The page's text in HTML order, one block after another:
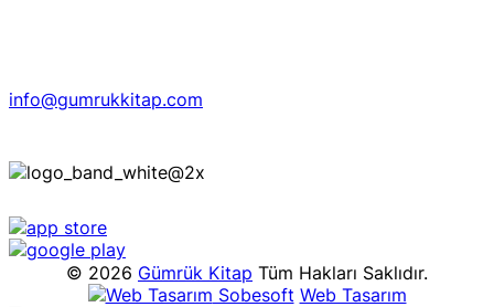
info@gumrukkitap.com
© 2026 Gümrük Kitap Tüm Hakları Saklıdır.
Sobesoft Web Tasarım